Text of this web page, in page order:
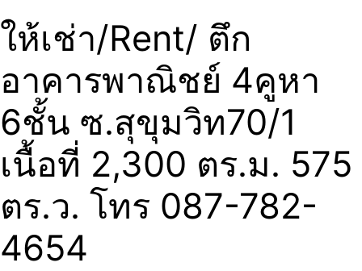
ให้เช่า/Rent/ ตึก
อาคารพาณิชย์ 4คูหา
6ชั้น ซ.สุขุมวิท70/1
เนื้อที่ 2,300 ตร.ม. 575
ตร.ว. โทร 087-782-
4654